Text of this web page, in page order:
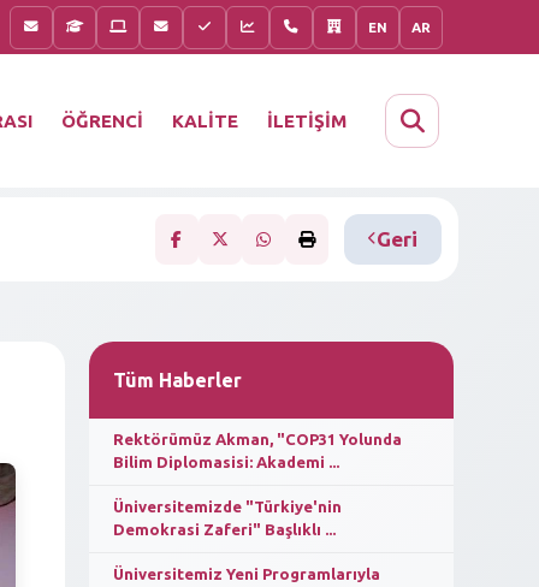
EN AR
ÖĞRENCİ KALİTE İLETİŞİM
Geri
Tüm Haberler
Rektörümüz Akman, "COP31 Yolunda
Bilim Diplomasisi: Akademi ...
Üniversitemizde "Türkiye'nin
Demokrasi Zaferi" Başlıklı ...
Üniversitemiz Yeni Programlarıyla